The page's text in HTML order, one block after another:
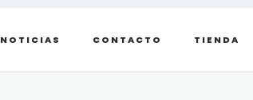
NOTICIAS CONTACTO TIENDA